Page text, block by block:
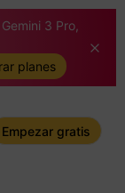
3 Pro,
planes
Empezar gratis